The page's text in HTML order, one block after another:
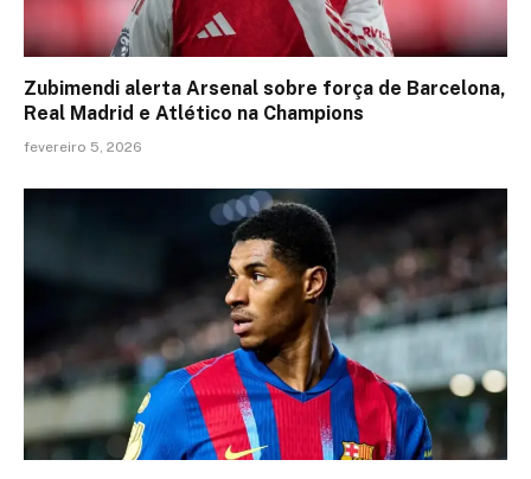
Zubimendi alerta Arsenal sobre força de Barcelona,
Real Madrid e Atlético na Champions
fevereiro 5, 2026